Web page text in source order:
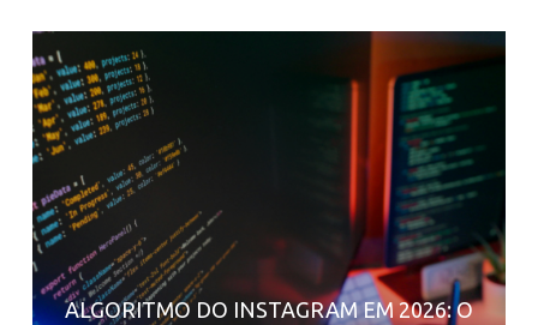
ALGORITMO DO INSTAGRAM EM 2026: O